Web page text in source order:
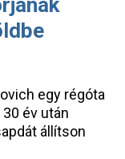
egy régóta
év után
állítson